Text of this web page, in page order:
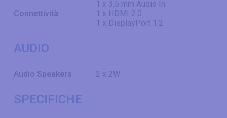
Connettività
1 x 3.5 mm Audio In
1 x HDMI 2.0
1 x DisplayPort 1.2
AUDIO
Audio Speakers 2 x 2W
SPECIFICHE